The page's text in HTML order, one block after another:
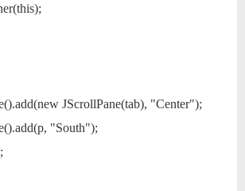
JScrollPane(tab), "Center");
"South");